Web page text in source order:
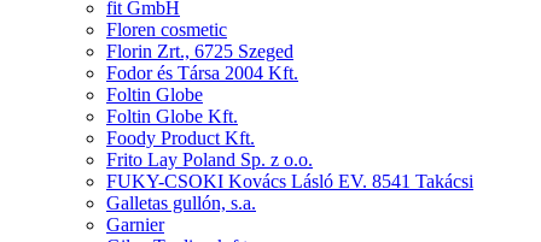
fit GmbH
Floren cosmetic
Florin Zrt., 6725 Szeged
Fodor és Társa 2004 Kft.
Foltin Globe
Foltin Globe Kft.
Foody Product Kft.
Frito Lay Poland Sp. z o.o.
FUKY-CSOKI Kovács Lásló EV. 8541 Takácsi
Galletas gullón, s.a.
Garnier